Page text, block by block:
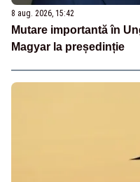
8 aug. 2026, 15:42
Mutare importantă în
Magyar la președinție